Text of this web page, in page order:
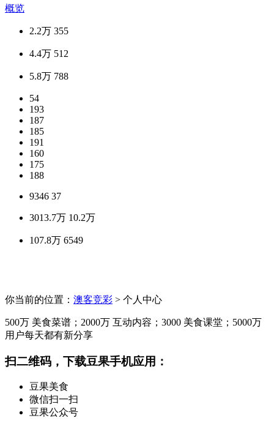
概览
2.2万 355
4.4万 512
5.8万 788
54
193
187
185
191
160
175
188
9346 37
3013.7万 10.2万
107.8万 6549
你当前的位置： 澳客竞彩 > 个人中心
500万 美食菜谱； 2000万 互动内容； 3000 美食课堂； 5000万
用户每天都有新分享
扫二维码，下载豆果手机应用：
豆果美食
微信扫一扫
豆果公众号